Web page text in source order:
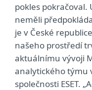
pokles pokračoval.
neměli
je v České
našeho prostředí
aktuálnímu vývoji
analytického týmu
společnosti ESET.